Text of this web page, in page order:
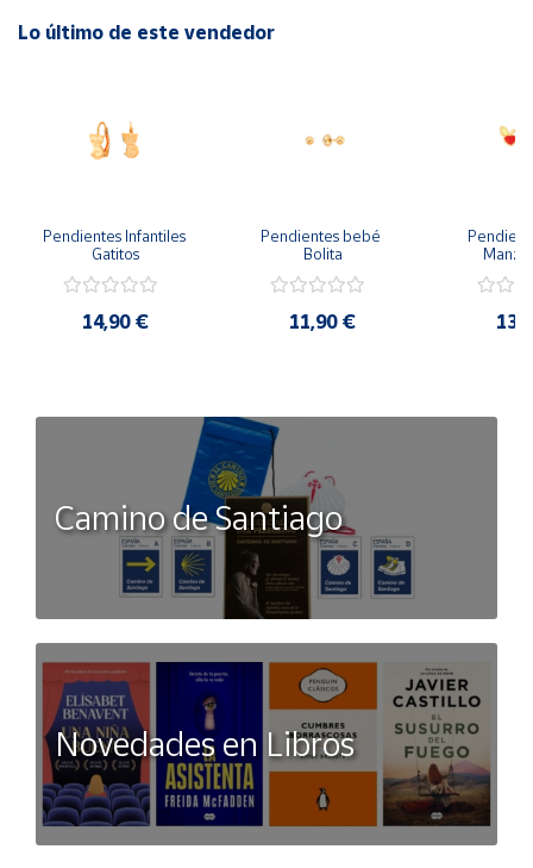
Lo último de este vendedor
Pendientes Infantiles
Gatitos
14,90 €
Pendientes bebé
Bolita
11,90 €
Camino de Santiago
Novedades en Libros